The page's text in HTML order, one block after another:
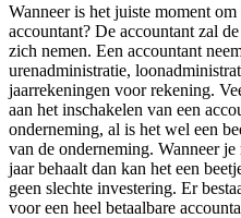
Wanneer is het juiste moment
accountant? De accountant zal
zich nemen. Een accountant
urenadministratie,
jaarrekeningen voor rekening.
aan het inschakelen van een
onderneming, al is het wel een
van de onderneming. Wanneer
jaar behaalt dan kan het een
geen slechte investering. Er
voor een heel betaalbare